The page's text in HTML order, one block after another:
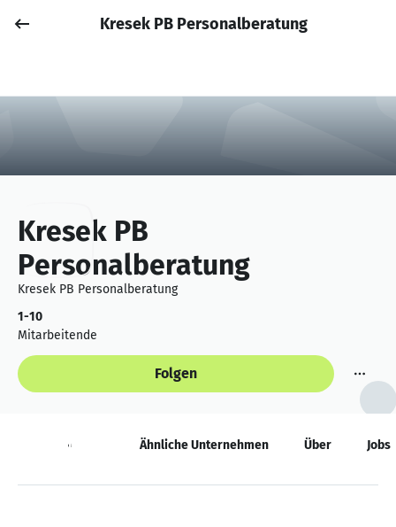
Anmelden
Kresek PB Personalberatung
Kresek PB
Personalberatung
Kresek PB Personalberatung
1-10
Mitarbeitende
Folgen
Neuigkeiten Ähnliche Unternehmen Über Jobs